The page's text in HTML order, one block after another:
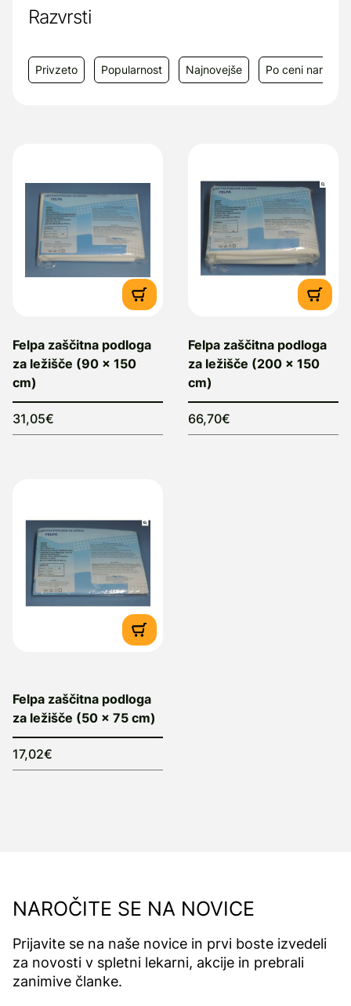
e-mail: info@medigo.si
Razvrsti
Privzeto Popularnost Najnovejše Po ceni
Felpa zaščitna podloga
za ležišče (90 x 150
cm)
31,05€
Felpa zaščitna podloga
za ležišče (200 x 150
cm)
66,70€
Felpa zaščitna podloga
za ležišče (50 x 75 cm)
17,02€
NAROČITE SE NA NOVICE
Prijavite se na naše novice in prvi boste izvedeli
za novosti v spletni lekarni, akcije in prebrali
zanimive članke.